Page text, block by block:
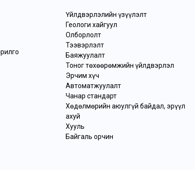
Үйлдвэрлэлийн үзүүлэлт
Геологи хайгуул
Олборлолт
Тээвэрлэлт
Баяжуулалт
Тоног төхөөрөмжийн үйлдвэрлэл
Эрчим хүч
Автоматжуулалт
Чанар стандарт
Хөдөлмөрийн аюулгүй байдал, эрүүл
ахуй
Хууль
Байгаль орчин